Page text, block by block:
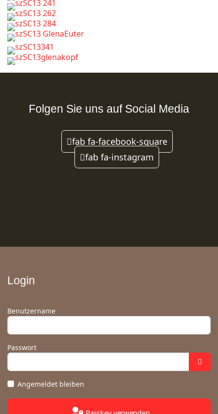
Folgen Sie uns auf Social Media
fab fa-facebook-square
fab fa-instagram
Login
Benutzername
Passwort
Angemeldet bleiben